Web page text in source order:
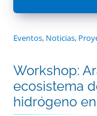
Eventos, Noticias,
Workshop:
ecosistema
hidrógeno